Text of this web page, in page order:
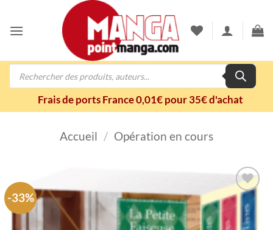
contenu
Recherche
Frais de ports France 0,01€ pour 35€ d'achat
Accueil / Opération en cours
-33%
Ajouter
à la
wishlist